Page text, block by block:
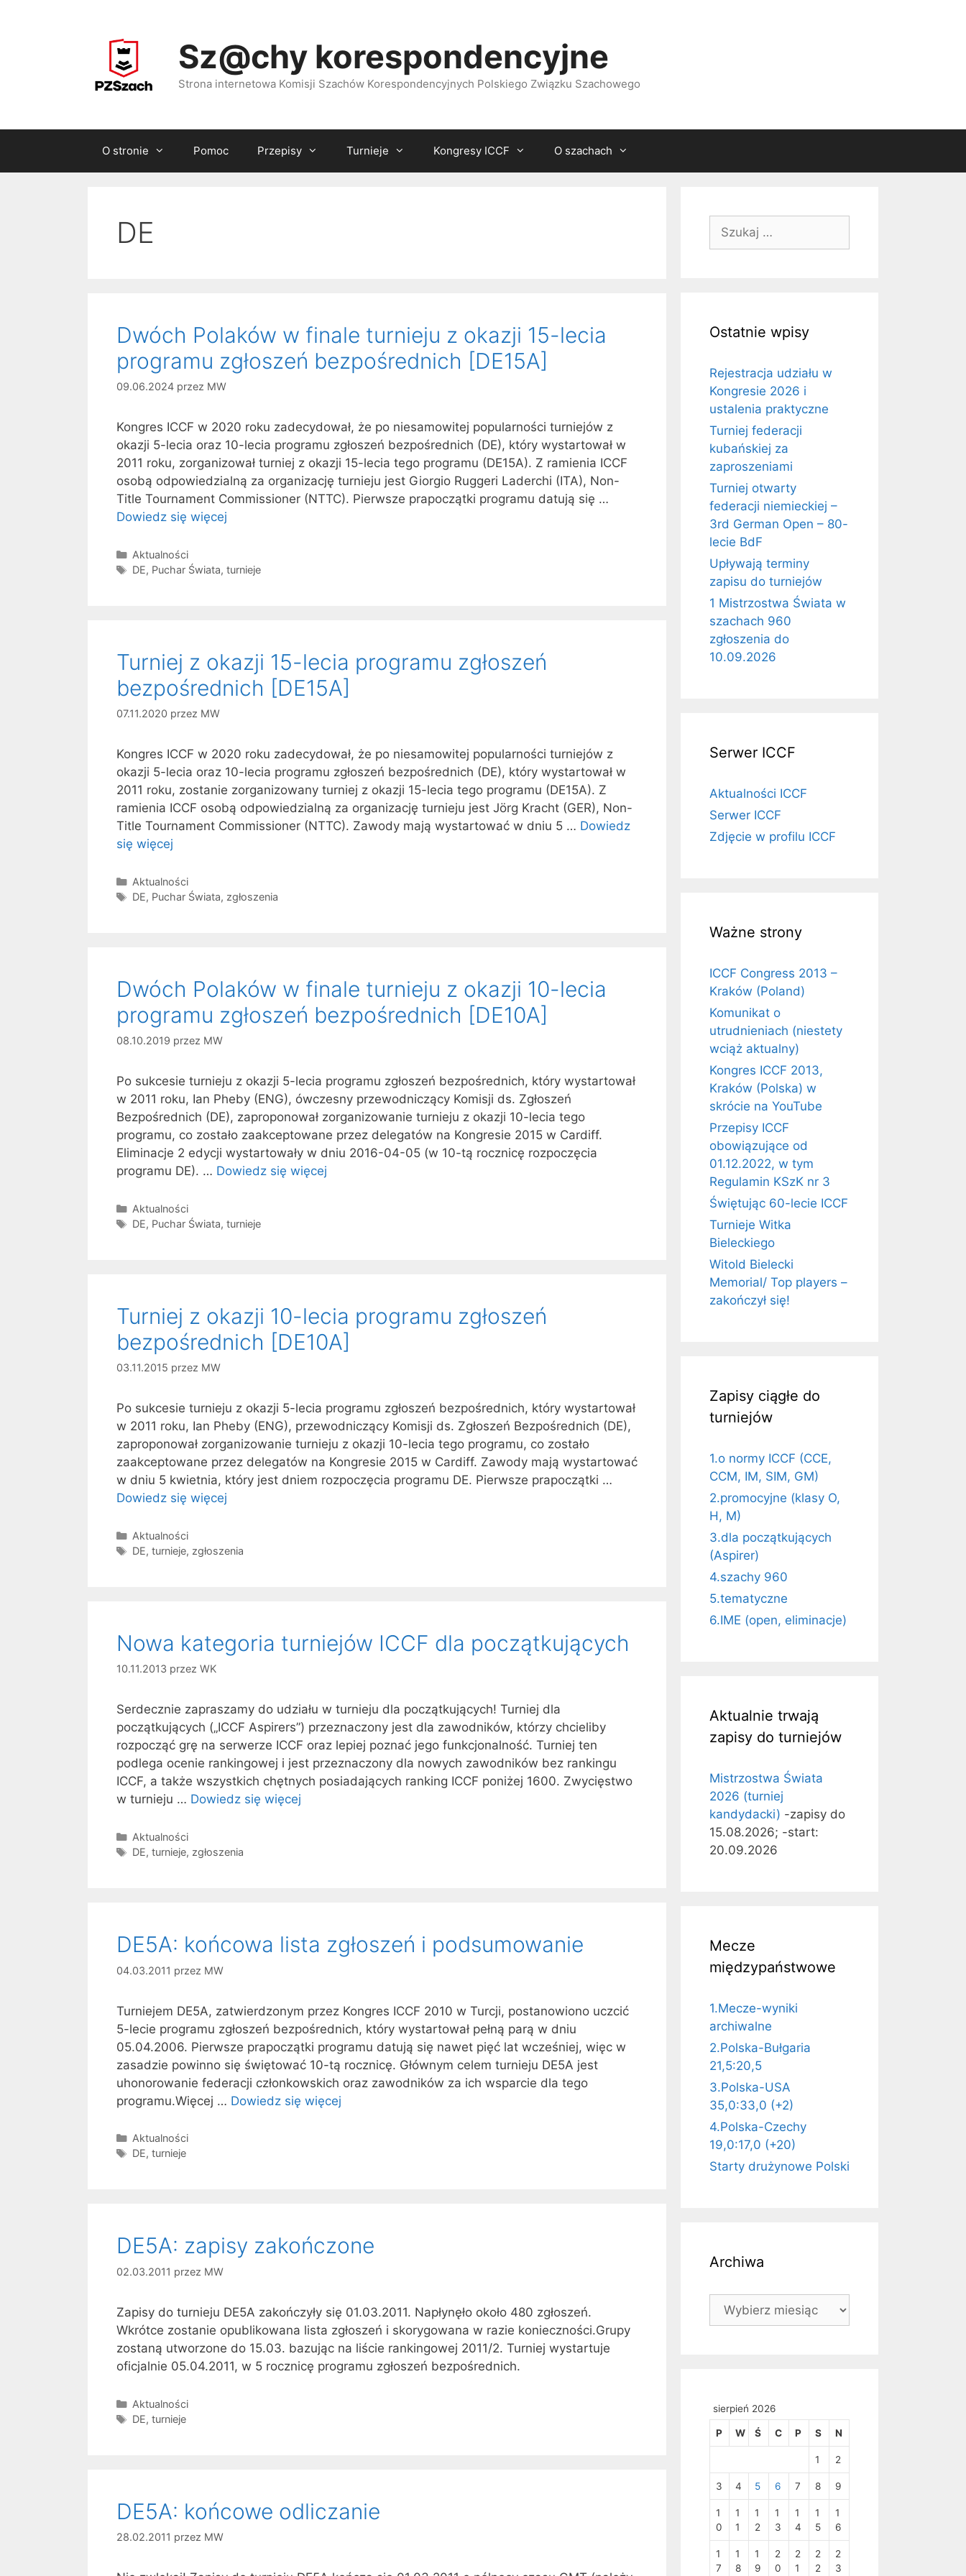
Sz@chy korespondencyjne
Strona internetowa Komisji Szachów Korespondencyjnych Polskiego Związku Szachowego
O stronie Pomoc Przepisy Turnieje Kongresy ICCF O szachach
DE
Dwóch Polaków w finale turnieju z okazji 15-lecia
programu zgłoszeń bezpośrednich [DE15A]
09.06.2024 przez MW
Kongres ICCF w 2020 roku zadecydował, że po niesamowitej popularności turniejów z
okazji 5-lecia oraz 10-lecia programu zgłoszeń bezpośrednich (DE), który wystartował w
2011 roku, zorganizował turniej z okazji 15-lecia tego programu (DE15A). Z ramienia ICCF
osobą odpowiedzialną za organizację turnieju jest Giorgio Ruggeri Laderchi (ITA), Non-
Title Tournament Commissioner (NTTC). Pierwsze prapoczątki programu datują się …
Dowiedz się więcej
Kategorie
Aktualności
Tagi
DE, Puchar Świata, turnieje
Turniej z okazji 15-lecia programu zgłoszeń
bezpośrednich [DE15A]
07.11.2020 przez MW
Kongres ICCF w 2020 roku zadecydował, że po niesamowitej popularności turniejów z
okazji 5-lecia oraz 10-lecia programu zgłoszeń bezpośrednich (DE), który wystartował w
2011 roku, zostanie zorganizowany turniej z okazji 15-lecia tego programu (DE15A). Z
ramienia ICCF osobą odpowiedzialną za organizację turnieju jest Jörg Kracht (GER), Non-
Title Tournament Commissioner (NTTC). Zawody mają wystartować w dniu 5 … Dowiedz
się więcej
Kategorie
Aktualności
Tagi
DE, Puchar Świata, zgłoszenia
Dwóch Polaków w finale turnieju z okazji 10-lecia
programu zgłoszeń bezpośrednich [DE10A]
08.10.2019 przez MW
Po sukcesie turnieju z okazji 5-lecia programu zgłoszeń bezpośrednich, który wystartował
w 2011 roku, Ian Pheby (ENG), ówczesny przewodniczący Komisji ds. Zgłoszeń
Bezpośrednich (DE), zaproponował zorganizowanie turnieju z okazji 10-lecia tego
programu, co zostało zaakceptowane przez delegatów na Kongresie 2015 w Cardiff.
Eliminacje 2 edycji wystartowały w dniu 2016-04-05 (w 10-tą rocznicę rozpoczęcia
programu DE). … Dowiedz się więcej
Kategorie
Aktualności
Tagi
DE, Puchar Świata, turnieje
Turniej z okazji 10-lecia programu zgłoszeń
bezpośrednich [DE10A]
03.11.2015 przez MW
Po sukcesie turnieju z okazji 5-lecia programu zgłoszeń bezpośrednich, który wystartował
w 2011 roku, Ian Pheby (ENG), przewodniczący Komisji ds. Zgłoszeń Bezpośrednich (DE),
zaproponował zorganizowanie turnieju z okazji 10-lecia tego programu, co zostało
zaakceptowane przez delegatów na Kongresie 2015 w Cardiff. Zawody mają wystartować
w dniu 5 kwietnia, który jest dniem rozpoczęcia programu DE. Pierwsze prapoczątki …
Dowiedz się więcej
Kategorie
Aktualności
Tagi
DE, turnieje, zgłoszenia
Nowa kategoria turniejów ICCF dla początkujących
10.11.2013 przez WK
Serdecznie zapraszamy do udziału w turnieju dla początkujących! Turniej dla
początkujących („ICCF Aspirers”) przeznaczony jest dla zawodników, którzy chcieliby
rozpocząć grę na serwerze ICCF oraz lepiej poznać jego funkcjonalność. Turniej ten
podlega ocenie rankingowej i jest przeznaczony dla nowych zawodników bez rankingu
ICCF, a także wszystkich chętnych posiadających ranking ICCF poniżej 1600. Zwycięstwo
w turnieju … Dowiedz się więcej
Kategorie
Aktualności
Tagi
DE, turnieje, zgłoszenia
DE5A: końcowa lista zgłoszeń i podsumowanie
04.03.2011 przez MW
Turniejem DE5A, zatwierdzonym przez Kongres ICCF 2010 w Turcji, postanowiono uczcić
5-lecie programu zgłoszeń bezpośrednich, który wystartował pełną parą w dniu
05.04.2006. Pierwsze prapoczątki programu datują się nawet pięć lat wcześniej, więc w
zasadzie powinno się świętować 10-tą rocznicę. Głównym celem turnieju DE5A jest
uhonorowanie federacji członkowskich oraz zawodników za ich wsparcie dla tego
programu.Więcej … Dowiedz się więcej
Kategorie
Aktualności
Tagi
DE, turnieje
DE5A: zapisy zakończone
02.03.2011 przez MW
Zapisy do turnieju DE5A zakończyły się 01.03.2011. Napłynęło około 480 zgłoszeń.
Wkrótce zostanie opublikowana lista zgłoszeń i skorygowana w razie konieczności.Grupy
zostaną utworzone do 15.03. bazując na liście rankingowej 2011/2. Turniej wystartuje
oficjalnie 05.04.2011, w 5 rocznicę programu zgłoszeń bezpośrednich.
Kategorie
Aktualności
Tagi
DE, turnieje
DE5A: końcowe odliczanie
28.02.2011 przez MW
Ostatnie wpisy
Rejestracja udziału w
Kongresie 2026 i
ustalenia praktyczne
Turniej federacji
kubańskiej za
zaproszeniami
Turniej otwarty
federacji niemieckiej –
3rd German Open – 80-
lecie BdF
Upływają terminy
zapisu do turniejów
1 Mistrzostwa Świata w
szachach 960
zgłoszenia do
10.09.2026
Serwer ICCF
Aktualności ICCF
Serwer ICCF
Zdjęcie w profilu ICCF
Ważne strony
ICCF Congress 2013 –
Kraków (Poland)
Komunikat o
utrudnieniach (niestety
wciąż aktualny)
Kongres ICCF 2013,
Kraków (Polska) w
skrócie na YouTube
Przepisy ICCF
obowiązujące od
01.12.2022, w tym
Regulamin KSzK nr 3
Świętując 60-lecie ICCF
Turnieje Witka
Bieleckiego
Witold Bielecki
Memorial/ Top players –
zakończył się!
Zapisy ciągłe do
turniejów
1.o normy ICCF (CCE,
CCM, IM, SIM, GM)
2.promocyjne (klasy O,
H, M)
3.dla początkujących
(Aspirer)
4.szachy 960
5.tematyczne
6.IME (open, eliminacje)
Aktualnie trwają
zapisy do turniejów
Mistrzostwa Świata
2026 (turniej
kandydacki) -zapisy do
15.08.2026; -start:
20.09.2026
Mecze
międzypaństwowe
1.Mecze-wyniki
archiwalne
2.Polska-Bułgaria
21,5:20,5
3.Polska-USA
35,0:33,0 (+2)
4.Polska-Czechy
19,0:17,0 (+20)
Starty drużynowe Polski
Archiwa
Archiwa
sierpień 2026
P W Ś C P S N
1 2
3 4 5 6 7 8 9
1
0
1
1
1
2
1
3
1
4
1
5
1
6
1
7
1
8
1
9
2
0
2
1
2
2
2
3